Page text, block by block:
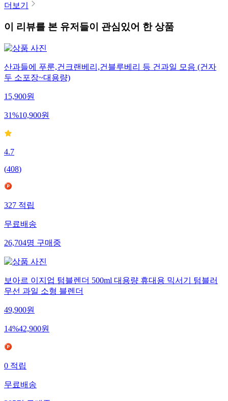
더보기
이 리뷰를 본 유저들이 관심있어 한 상품
산과들에 푸룬,건크랜베리,건블루베리 등 건과일 모음 (건자
두 소포장~대용량)
15,900원
31%10,900원
4.7
(408)
327 적립
무료배송
26,704명 구매중
보아르 이지업 텀블렌더 500ml 대용량 휴대용 믹서기 텀블러
무선 과일 소형 블렌더
49,900원
14%42,900원
0 적립
무료배송